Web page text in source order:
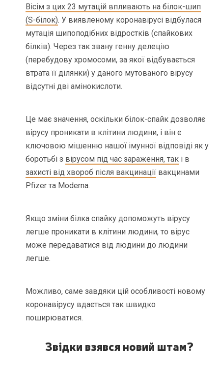
Вісім з цих 23 мутацій впливають на білок-шип
(S-білок). У виявленому коронавірусі відбулася
мутація шипоподібних відростків (спайкових
білків). Через так звану генну делецію
(перебудову хромосоми, за якої відбувається
втрата її ділянки) у даного мутованого вірусу
відсутні дві амінокислоти.
Це має значення, оскільки білок-спайк дозволяє
вірусу проникати в клітини людини, і він є
ключовою мішенню нашої імунної відповіді як у
боротьбі з вірусом під час зараження, так і в
захисті від хвороб після вакцинації вакцинами
Pfizer та Moderna.
Якщо зміни білка спайку допоможуть вірусу
легше проникати в клітини людини, то вірус
може передаватися від людини до людини
легше.
Можливо, саме завдяки цій особливості новому
коронавірусу вдається так швидко
поширюватися.
Звідки взявся новий штам?